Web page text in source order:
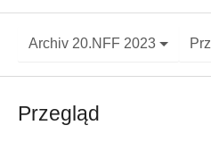
Archiv 20.NFF 2023
Przegląd